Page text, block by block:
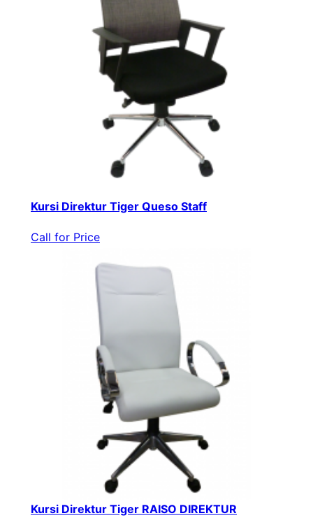
Kursi Direktur Tiger Queso Staff
Call for Price
Kursi Direktur Tiger RAISO DIREKTUR